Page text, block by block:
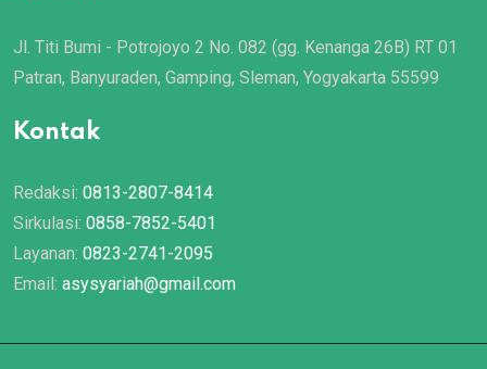
Jl. Titi Bumi - Potrojoyo 2 No. 082 (gg. Kenanga 26B) RT 01
Patran, Banyuraden, Gamping, Sleman, Yogyakarta 55599
Kontak
Redaksi: 0813-2807-8414
Sirkulasi: 0858-7852-5401
Layanan: 0823-2741-2095
Email: asysyariah@gmail.com